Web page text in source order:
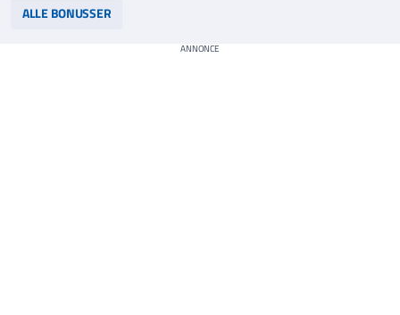
ALLE BONUSSER
ANNONCE